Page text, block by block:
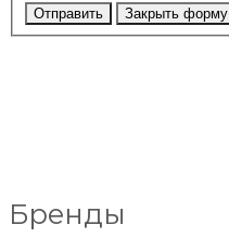
Отправить Закрыть форму
Бренды